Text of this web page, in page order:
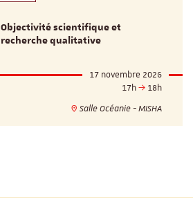
Objectivité scientifique et
recherche qualitative
17 novembre 2026
17h
18h
Salle Océanie - MISHA